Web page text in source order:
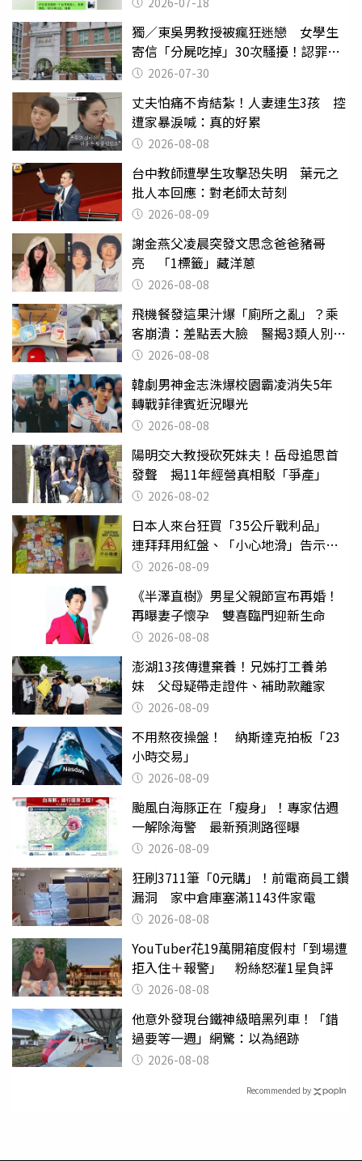
獨／東吳男教授被瘋狂迷戀 女學生
寄信「分屍吃掉」30次騷擾！認罪免
關 2026-07-30
丈夫怕痛不肯結紮！人妻連生3孩 控
遭家暴淚喊：真的好累
2026-08-08
台中教師遭學生攻擊恐失明 葉元之
批人本回應：對老師太苛刻
2026-08-09
謝金燕父凌晨突發文思念爸爸豬哥
亮 「1標籤」藏洋蔥
2026-08-08
飛機餐發這果汁爆「廁所之亂」？乘
客崩潰：差點丟大臉 醫揭3類人別亂
喝 2026-08-08
韓劇男神金志洙爆校園霸凌消失5年
轉戰菲律賓近況曝光
2026-08-08
陽明交大教授砍死妹夫！岳母追思首
發聲 揭11年經營真相駁「爭產」
2026-08-02
日本人來台狂買「35公斤戰利品」
連拜拜用紅盤、「小心地滑」告示牌
也帶回家
2026-08-09
《半澤直樹》男星父親節宣布再婚！
再曝妻子懷孕 雙喜臨門迎新生命
2026-08-08
澎湖13孩傳遭棄養！兄姊打工養弟
妹 父母疑帶走證件、補助款離家
2026-08-09
不用熬夜操盤！ 納斯達克拍板「23
小時交易」
2026-08-09
颱風白海豚正在「瘦身」！專家估週
一解除海警 最新預測路徑曝
2026-08-09
狂刷3711筆「0元購」！前電商員工鑽
漏洞 家中倉庫塞滿1143件家電
2026-08-08
YouTuber花19萬開箱度假村「到場遭
拒入住＋報警」 粉絲怒灌1星負評
2026-08-08
他意外發現台鐵神級暗黑列車！「錯
過要等一週」網驚：以為絕跡
2026-08-08
Recommended by